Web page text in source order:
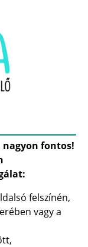
fontos!
felszínén,
vagy a